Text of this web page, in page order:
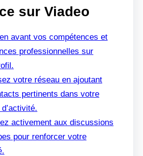
sur Viadeo
avant vos compétences et
professionnelles sur
votre réseau en ajoutant
pertinents dans votre
activement aux discussions
pour renforcer votre